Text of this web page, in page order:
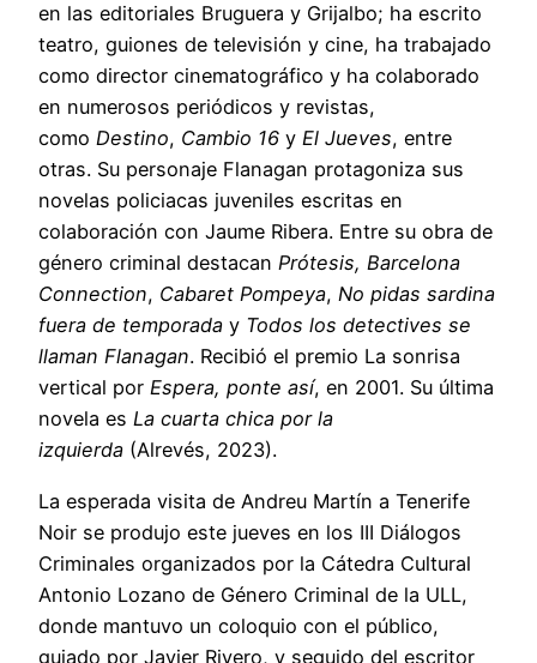
en las editoriales Bruguera y Grijalbo; ha escrito
teatro, guiones de televisión y cine, ha trabajado
como director cinematográfico y ha colaborado
en numerosos periódicos y revistas,
como Destino, Cambio 16 y El Jueves, entre
otras. Su personaje Flanagan protagoniza sus
novelas policiacas juveniles escritas en
colaboración con Jaume Ribera. Entre su obra de
género criminal destacan Prótesis, Barcelona
Connection, Cabaret Pompeya, No pidas sardina
fuera de temporada y Todos los detectives se
llaman Flanagan. Recibió el premio La sonrisa
vertical por Espera, ponte así, en 2001. Su última
novela es La cuarta chica por la
izquierda (Alrevés, 2023).
La esperada visita de Andreu Martín a Tenerife
Noir se produjo este jueves en los III Diálogos
Criminales organizados por la Cátedra Cultural
Antonio Lozano de Género Criminal de la ULL,
donde mantuvo un coloquio con el público,
guiado por Javier Rivero, y seguido del escritor